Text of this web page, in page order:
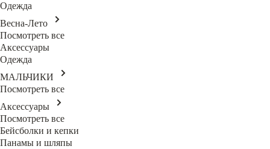
Одежда
Весна-Лето
Посмотреть все
Аксессуары
Одежда
МАЛЬЧИКИ
Посмотреть все
Аксессуары
Посмотреть все
Бейсболки и кепки
Панамы и шляпы